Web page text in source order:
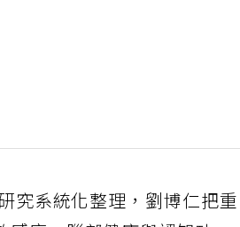
究系統化整理，劉博仁把重